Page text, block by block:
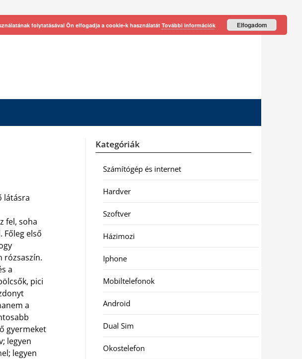
látásra
fel, soha
Főleg első
rózsaszín.
a
pici
a
gyermeket
legyen
legyen
Kategóriák
Számítógép és internet
Hardver
Szoftver
Házimozi
Iphone
Mobiltelefonok
Android
Dual Sim
Okostelefon
folytatásával Ön elfogadja a cookie-k használatát További információk Elfogadom